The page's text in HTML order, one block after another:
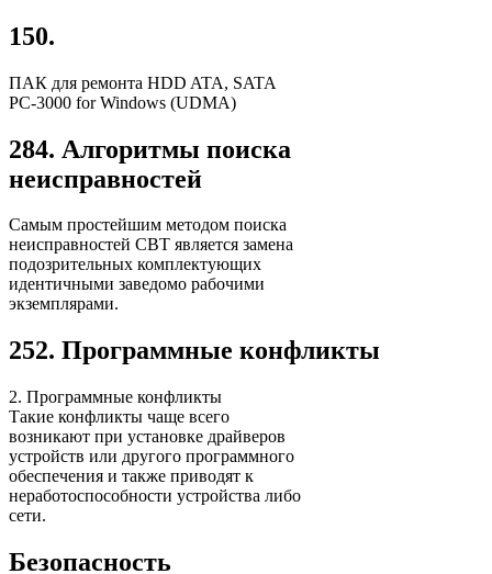
150.
ПАК для ремонта HDD ATA, SATA
PC-3000 for Windows (UDMA)
284. Алгоритмы поиска
неисправностей
Самым простейшим методом поиска
неисправностей СВТ является замена
подозрительных комплектующих
идентичными заведомо рабочими
экземплярами.
252. Программные конфликты
2. Программные конфликты
Такие конфликты чаще всего
возникают при установке драйверов
устройств или другого программного
обеспечения и также приводят к
неработоспособности устройства либо
сети.
Безопасность